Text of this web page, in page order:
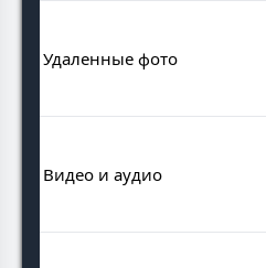
Удаленные фото
Видео и аудио